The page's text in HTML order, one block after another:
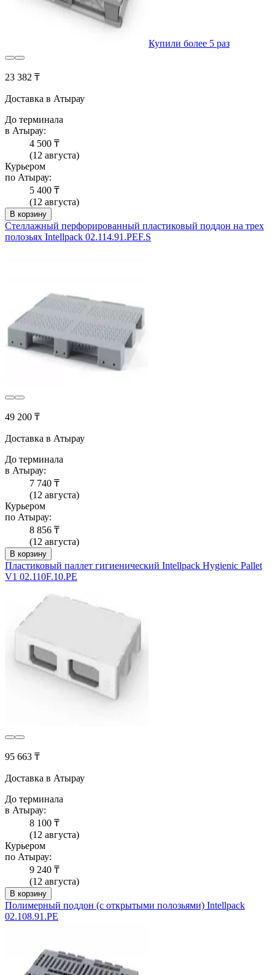
Купили более 5 раз
23 382 ₸
Доставка в Атырау
До терминала
в Атырау:
4 500 ₸
(12 августа)
Курьером
по Атырау:
5 400 ₸
(12 августа)
В корзину
Стеллажный перфорированный пластиковый поддон на трех
полозьях Intellpack 02.114.91.РЕF.S
49 200 ₸
Доставка в Атырау
До терминала
в Атырау:
7 740 ₸
(12 августа)
Курьером
по Атырау:
8 856 ₸
(12 августа)
В корзину
Пластиковый паллет гигиенический Intellpack Hygienic Pallet
V1 02.110F.10.PE
95 663 ₸
Доставка в Атырау
До терминала
в Атырау:
8 100 ₸
(12 августа)
Курьером
по Атырау:
9 240 ₸
(12 августа)
В корзину
Полимерный поддон (с открытыми полозьями) Intellpack
02.108.91.РЕ